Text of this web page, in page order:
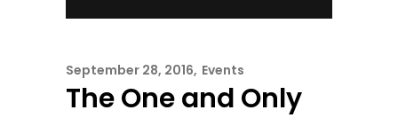
September 28, 2016 Events
The One and Only